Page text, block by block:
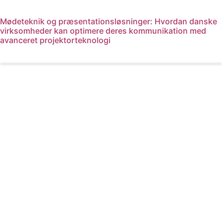
Mødeteknik og præsentationsløsninger: Hvordan danske
virksomheder kan optimere deres kommunikation med
avanceret projektorteknologi